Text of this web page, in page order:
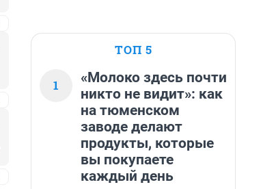
ТОП 5
1
«Молоко здесь почти
никто не видит»: как
на тюменском
заводе делают
продукты, которые
вы покупаете
каждый день